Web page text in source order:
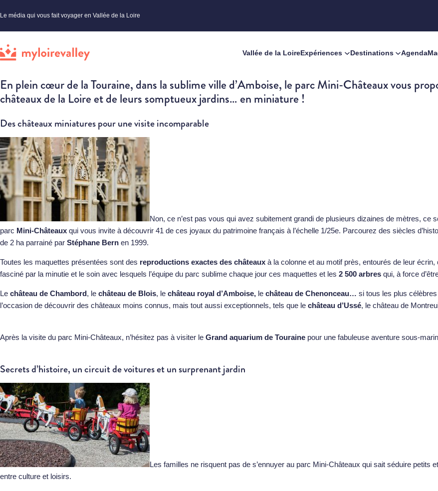
Le média qui vous fait voyager en Vallée de la Loire
Vallée de la LoireExpériences Destinations Agenda
En plein cœur de la Touraine, dans la sublime ville d’Amboise, le parc Mini-Châteaux vous
châteaux de la Loire et de leurs somptueux jardins… en miniature !
Des châteaux miniatures pour une visite incomparable
Non, ce n’est pas vous qui avez subitement grandi de plusieurs dizaines de mètres, ce
parc Mini-Châteaux qui vous invite à découvrir 41 de ces joyaux du patrimoine français à l’échelle 1/25e. Parcourez des siècles
de 2 ha parrainé par Stéphane Bern en 1999.
Toutes les maquettes présentées sont des reproductions exactes des châteaux à la colonne et au motif près, entourés de leur
fasciné par la minutie et le soin avec lesquels l’équipe du parc sublime chaque jour ces maquettes et les 2 500 arbres qui, à force
Le château de Chambord, le château de Blois, le château royal d’Amboise, le château de Chenonceau… si tous les plus célèbres
l’occasion de découvrir des châteaux moins connus, mais tout aussi exceptionnels, tels que le château d’Ussé, le château de
Après la visite du parc Mini-Châteaux, n’hésitez pas à visiter le Grand aquarium de Touraine pour une fabuleuse aventure sous-
Secrets d’histoire, un circuit de voitures et un surprenant jardin
Les familles ne risquent pas de s’ennuyer au parc Mini-Châteaux qui sait séduire
entre culture et loisirs.